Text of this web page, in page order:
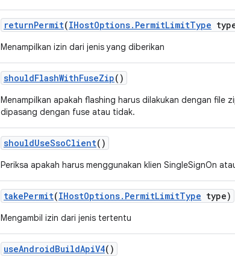
returnPermit(IHostOptions. PermitLimitType
Menampilkan izin dari jenis yang diberikan
shouldFlashWithFuseZip()
Menampilkan apakah flashing harus dilakukan dengan file
dipasang dengan fuse atau tidak.
shouldUseSsoClient()
Periksa apakah harus menggunakan klien SingleSignOn
takePermit(IHostOptions. PermitLimitType type)
Mengambil izin dari jenis tertentu
useAndroidBuildApiV4()